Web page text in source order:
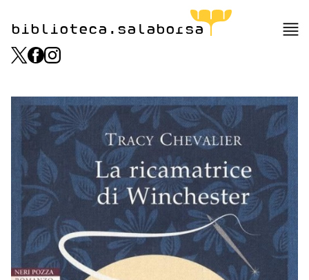
biblioteca.salaborsa